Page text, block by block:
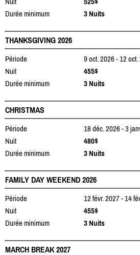
Durée minimum
3 Nuits
THANKSGIVING 2026
Période
9 oct. 2026 - 12 oct.
Nuit
455$
Durée minimum
3 Nuits
CHRISTMAS
Période
18 déc. 2026 - 3
Nuit
480$
Durée minimum
3 Nuits
FAMILY DAY WEEKEND 2026
Période
12 févr. 2027 - 14
Nuit
455$
Durée minimum
3 Nuits
MARCH BREAK 2027